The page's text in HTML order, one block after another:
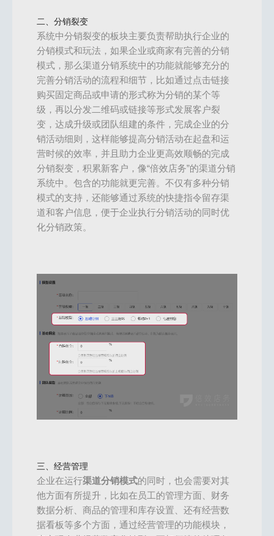
二、分销裂变
系统中分销裂变的板块主要负责帮助执行企业的
分销模式和玩法，如果企业或商家有完善的分销
模式，那么渠道分销系统中的功能就能够充分的
完善分销活动的流程和细节，比如通过点击链接
购买固定商品或申请的形式称为分销的某个等
级，再以分发二维码或链接等形式发展客户裂
变，达成升级或团队组建的条件，完成企业的分
销活动细则，这样能够提高分销活动在起盘和运
营时候的效率，并且助力企业更高效顺畅的完成
分销裂变，积累新客户，像“倍效店务”的渠道分销
系统中。包含的功能就更完善。不仅有多种分销
模式的支持，还能够通过系统的快捷指令留存渠
道和客户信息，便于企业执行分销活动的同时优
化分销政策。
三、经营管理
企业在运行渠道分销模式的同时，也会需要对其
他方面有所提升，比如在员工的管理方面、财务
数据分析、商品的管理和库存设置、还有经营数
据看板等多个方面，通过经营管理的功能模块，